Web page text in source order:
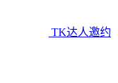
TK达人邀约